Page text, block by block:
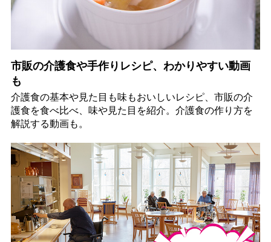
市販の介護食や手作りレシピ、わかりやすい動画
も
介護食の基本や見た目も味もおいしいレシピ、市販の介
護食を食べ比べ、味や見た目を紹介。介護食の作り方を
解説する動画も。